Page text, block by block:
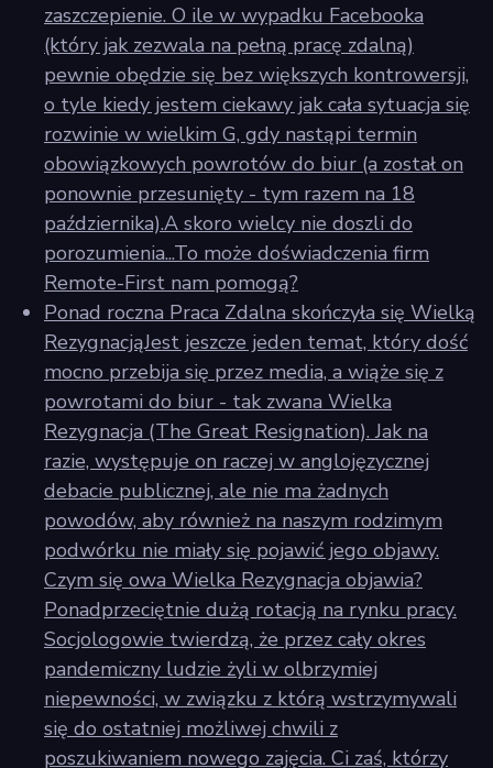
zaszczepienie. O ile w wypadku Facebooka
(który jak zezwala na pełną pracę zdalną)
pewnie obędzie się bez większych kontrowersji,
o tyle kiedy jestem ciekawy jak cała sytuacja się
rozwinie w wielkim G, gdy nastąpi termin
obowiązkowych powrotów do biur (a został on
ponownie przesunięty - tym razem na 18
października).A skoro wielcy nie doszli do
porozumienia...To może doświadczenia firm
Remote-First nam pomogą?
Ponad roczna Praca Zdalna skończyła się Wielką
RezygnacjąJest jeszcze jeden temat, który dość
mocno przebija się przez media, a wiąże się z
powrotami do biur - tak zwana Wielka
Rezygnacja (The Great Resignation). Jak na
razie, występuje on raczej w anglojęzycznej
debacie publicznej, ale nie ma żadnych
powodów, aby również na naszym rodzimym
podwórku nie miały się pojawić jego objawy.
Czym się owa Wielka Rezygnacja objawia?
Ponadprzeciętnie dużą rotacją na rynku pracy.
Socjologowie twierdzą, że przez cały okres
pandemiczny ludzie żyli w olbrzymiej
niepewności, w związku z którą wstrzymywali
się do ostatniej możliwej chwili z
poszukiwaniem nowego zajęcia. Ci zaś, którzy